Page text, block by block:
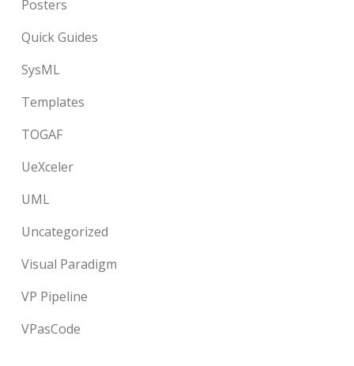
Posters
Quick Guides
SysML
Templates
TOGAF
UeXceler
UML
Uncategorized
Visual Paradigm
VP Pipeline
VPasCode